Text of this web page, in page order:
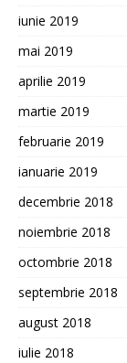
iunie 2019
mai 2019
aprilie 2019
martie 2019
februarie 2019
ianuarie 2019
decembrie 2018
noiembrie 2018
octombrie 2018
septembrie 2018
august 2018
iulie 2018